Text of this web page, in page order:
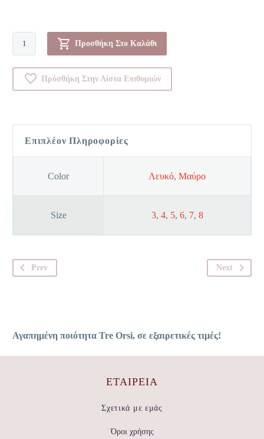
Σλιπ
-
0000D32
ποσότητα
Προσθήκη Στο Καλάθι
Πρόσθήκη Στην Λίστα Επιθυμιών
Επιπλέον Πληροφορίες
Color Λευκό, Μαύρο
Size 3, 4, 5, 6, 7, 8
Prev Next
Αγαπημένη ποιότητα Tre Orsi, σε εξαιρετικές τιμές!
ΕΤΑΙΡΕΊΑ
Σχετικά με εμάς
Όροι χρήσης